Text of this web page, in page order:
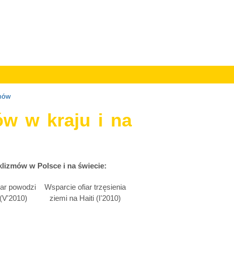
w kraju i na
w Polsce i na świecie:
powodzi
Wsparcie ofiar trzęsienia
ziemi na Haiti (I'2010)